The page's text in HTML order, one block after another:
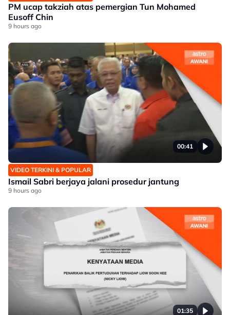
PM ucap takziah atas pemergian Tun Mohamed
Eusoff Chin
9 hours ago
00:41
VIDEO TERKINI & POPULAR
Ismail Sabri berjaya jalani prosedur jantung
9 hours ago
01:35